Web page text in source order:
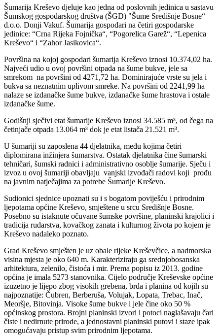
Šumarija Kreševo djeluje kao jedna od poslovnih jedinica u sastavu
Šumskog gospodarskog društva (ŠGD) "Šume Središnje Bosne“
d.o.o. Donji Vakuf. Šumarija gospodari na četiri gospodarske
jedinice: “Crna Rijeka Fojnička“, “Pogorelica Garež“, “Lepenica
Kreševo“ i “Zahor Jasikovica“.
Površina na kojoj gospodari šumarija Kreševo iznosi 10.374,02 ha.
Najveći udio u ovoj površini otpada na šume bukve, jele sa
smrekom na površini od 4271,72 ha. Dominirajuće vrste su jela i
bukva sa neznatnim uplivom smreke. Na površini od 2241,99 ha
nalaze se izdanačke šume bukve, izdanačke šume hrastova i ostale
izdanačke šume.
Godišnji sječivi etat šumarije Kreševo iznosi 34.585 m³, od čega na
četinjače otpada 13.064 m³ dok je etat listača 21.521 m³.
U šumariji su zaposlena 44 djelatnika, među kojima četiri
diplomirana inžinjera šumarstva. Ostatak djelatnika čine šumarski
tehničari, šumski radnici i administrativno osoblje šumarije. Sječu i
izvoz u ovoj šumariji obavljaju vanjski izvođači radovi koji prođu
na javnim natječajima za potrebe Šumarije Kreševo.
Sudionici sjednice upoznati su i s bogatom poviješću i prirodnim
ljepotama općine Kreševo, smještene u srcu Središnje Bosne.
Posebno su istaknute očuvane šumske površine, planinski krajolici i
tradicija rudarstva, kovačkog zanata i kulturnog života po kojem je
Kreševo nadaleko poznato.
Grad Kreševo smješten je uz obale rijeke Kreševčice, a nadmorska
visina mjesta je oko 640 m. Karakteriziraju ga srednjobosanska
arhitektura, zelenilo, čistoća i mir. Prema popisu iz 2013. godine
općina je imala 5273 stanovnika. Cijelo područje Kreševske općine
izuzetno je lijepo zbog visokih grebena, brda i planina od kojih su
najpoznatije: Čubren, Berberuša, Volujak, Lopata, Trebac, Inač,
Meoršje, Bitovinja. Visoke šume bukve i jele čine oko 50 %
općinskog prostora. Brojni planinski izvori i potoci naglašavaju čari
čiste i nedirnute prirode, a jednostavni planinski putovi i staze ipak
omogućavaju pristup svim prirodnim ljepotama.